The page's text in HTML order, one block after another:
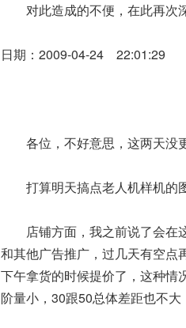
对此造成的不便，在此再次
日期：2009-04-24 22:01:29
各位，不好意思，这两天没更
打算明天搞点老人机样机的图
店铺方面，我之前说了会在
和其他广告推广，过几天有空点
下午拿货的时候提价了，这种情
阶量小，30跟50总体差距也不